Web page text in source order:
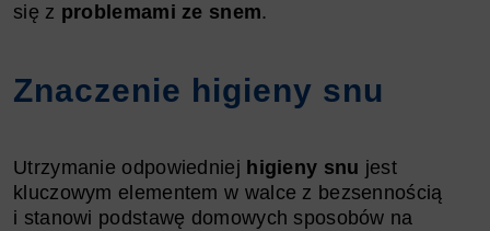
się z problemami ze snem.
Znaczenie higieny snu
Utrzymanie odpowiedniej higieny snu jest
kluczowym elementem w walce z bezsennością
i stanowi podstawę domowych sposobów na